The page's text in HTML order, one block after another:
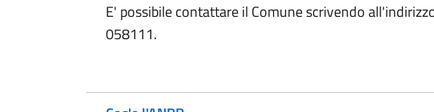
E' possibile contattare il Comune scrivendo
058111.